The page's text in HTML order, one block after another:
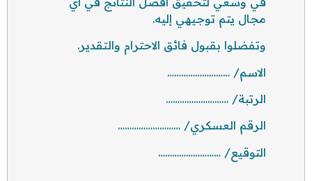
مجال يتم توجيهي إليه.
وتفضلوا بقبول فائق الاحترام والتقدير.
الاسم/ ………………………
الرتبة/ ………………………
الرقم العسكري/ ………………………
التوقيع/ ………………………